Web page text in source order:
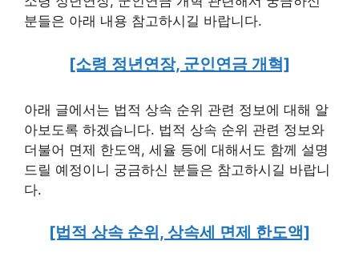
분들은 아래 내용 참고하시길 바랍니다.
[소령 정년연장, 군인연금 개혁]
아래 글에서는 법적 상속 순위 관련 정보에 대해 알
아보도록 하겠습니다. 법적 상속 순위 관련 정보와
더불어 면제 한도액, 세율 등에 대해서도 함께 설명
드릴 예정이니 궁금하신 분들은 참고하시길 바랍니
다.
[법적 상속 순위, 상속세 면제 한도액]